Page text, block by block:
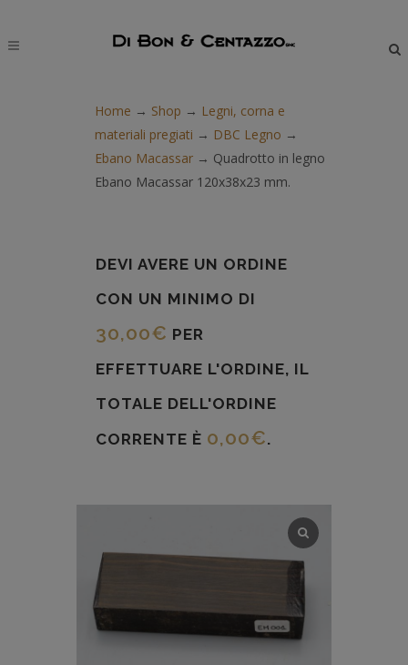
Home → Shop → Legni, corna e
materiali pregiati → DBC Legno →
Ebano Macassar → Quadrotto in legno
Ebano Macassar 120x38x23 mm.
DEVI AVERE UN ORDINE
CON UN MINIMO DI
30,00€ PER
EFFETTUARE L'ORDINE, IL
TOTALE DELL'ORDINE
CORRENTE È 0,00€.